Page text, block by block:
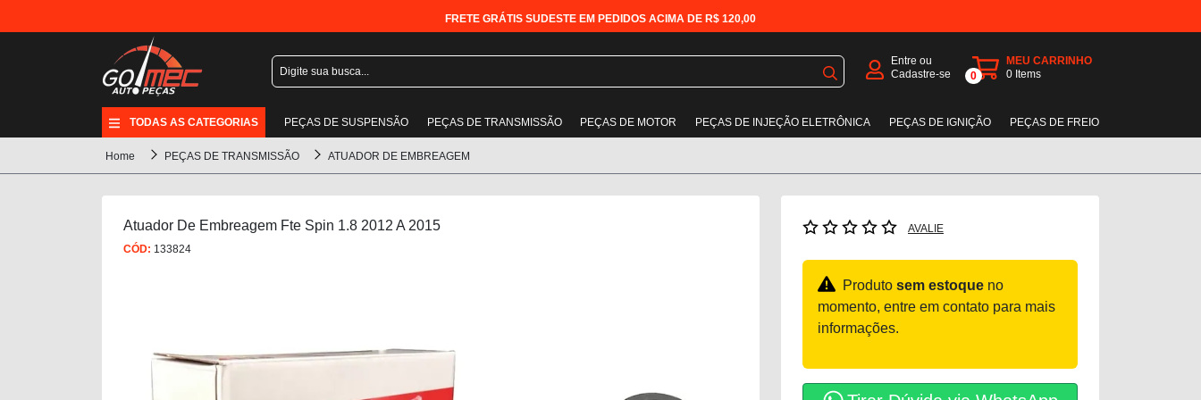
FRETE GRÁTIS SUDESTE EM PEDIDOS ACIMA DE R$ 120,00
Entre ou
Cadastre-se
0
MEU CARRINHO
0 Items
TODAS AS CATEGORIAS PEÇAS DE SUSPENSÃO PEÇAS DE TRANSMISSÃO PEÇAS DE MOTOR PEÇAS DE INJEÇÃO ELETRÔNICA PEÇAS DE IGNIÇÃO PEÇAS DE FREIO
Home PEÇAS DE TRANSMISSÃO ATUADOR DE EMBREAGEM
Atuador De Embreagem Fte Spin 1.8 2012 A 2015
CÓD: 133824
AVALIE
Produto sem estoque no
momento, entre em contato para mais
informações.